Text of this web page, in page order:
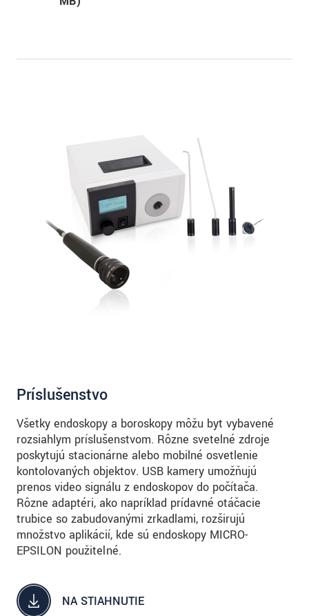
Príslušenstvo
Všetky endoskopy a boroskopy môžu byť vybavené
rozsiahlym príslušenstvom. Rôzne svetelné zdroje
poskytujú stacionárne alebo mobilné osvetlenie
kontolovaných objektov. USB kamery umožňujú
prenos video signálu z endoskopov do počítača.
Rôzne adaptéri, ako napríklad prídavné otáčacie
trubice so zabudovanými zrkadlami, rozširujú
množstvo aplikácií, kde sú endoskopy MICRO-
EPSILON použiteľné.
NA STIAHNUTIE